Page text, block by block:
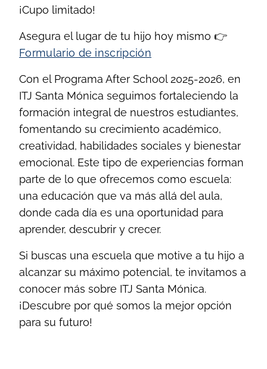
¡Cupo limitado!
Asegura el lugar de tu hijo hoy mismo 👉
Formulario de inscripción
Con el Programa After School 2025-2026, en
ITJ Santa Mónica seguimos fortaleciendo la
formación integral de nuestros estudiantes,
fomentando su crecimiento académico,
creatividad, habilidades sociales y bienestar
emocional. Este tipo de experiencias forman
parte de lo que ofrecemos como escuela:
una educación que va más allá del aula,
donde cada día es una oportunidad para
aprender, descubrir y crecer.
Si buscas una escuela que motive a tu hijo a
alcanzar su máximo potencial, te invitamos a
conocer más sobre ITJ Santa Mónica.
¡Descubre por qué somos la mejor opción
para su futuro!